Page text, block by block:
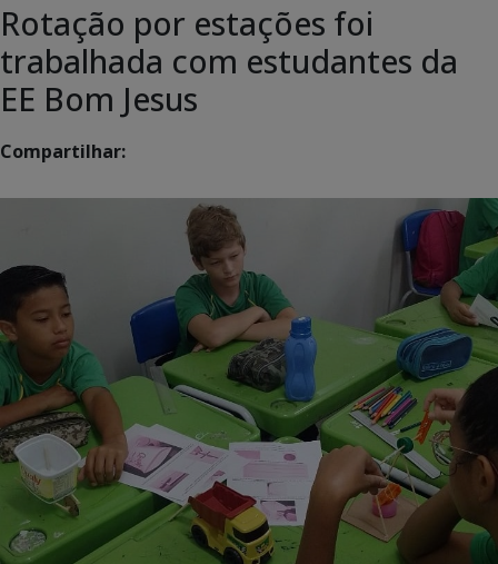
Rotação por estações foi
trabalhada com estudantes da
EE Bom Jesus
Compartilhar: